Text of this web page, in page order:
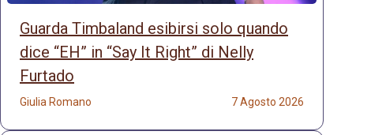
Guarda Timbaland esibirsi solo quando
dice “EH” in “Say It Right” di Nelly
Furtado
Giulia Romano 7 Agosto 2026